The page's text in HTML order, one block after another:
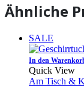
Ähnliche
SALE
In den
Quick View
Am Tisch &